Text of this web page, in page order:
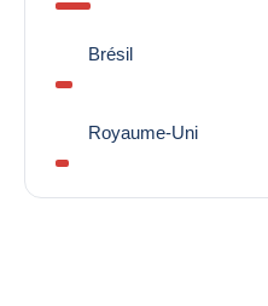
Brésil
Royaume-Uni